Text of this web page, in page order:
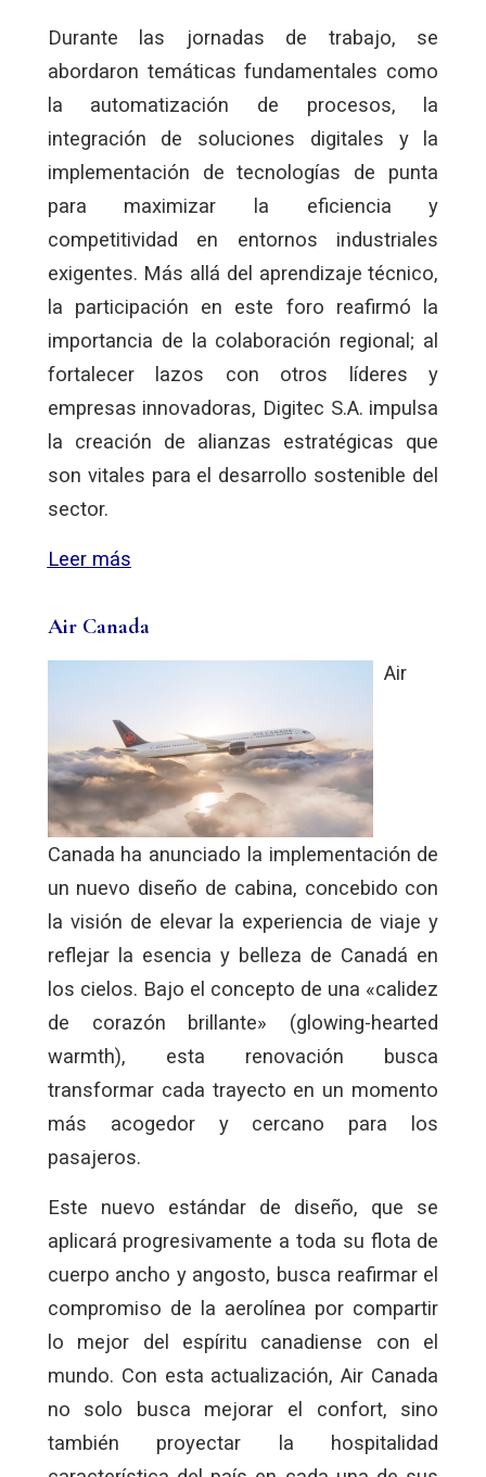
Durante las jornadas de trabajo, se
abordaron temáticas fundamentales como
la automatización de procesos, la
integración de soluciones digitales y la
implementación de tecnologías de punta
para maximizar la eficiencia y
competitividad en entornos industriales
exigentes. Más allá del aprendizaje técnico,
la participación en este foro reafirmó la
importancia de la colaboración regional; al
fortalecer lazos con otros líderes y
empresas innovadoras, Digitec S.A. impulsa
la creación de alianzas estratégicas que
son vitales para el desarrollo sostenible del
sector.
Leer más
Air Canada
Air
Canada ha anunciado la implementación de
un nuevo diseño de cabina, concebido con
la visión de elevar la experiencia de viaje y
reflejar la esencia y belleza de Canadá en
los cielos. Bajo el concepto de una «calidez
de corazón brillante» (glowing-hearted
warmth), esta renovación busca
transformar cada trayecto en un momento
más acogedor y cercano para los
pasajeros.
Este nuevo estándar de diseño, que se
aplicará progresivamente a toda su flota de
cuerpo ancho y angosto, busca reafirmar el
compromiso de la aerolínea por compartir
lo mejor del espíritu canadiense con el
mundo. Con esta actualización, Air Canada
no solo busca mejorar el confort, sino
también proyectar la hospitalidad